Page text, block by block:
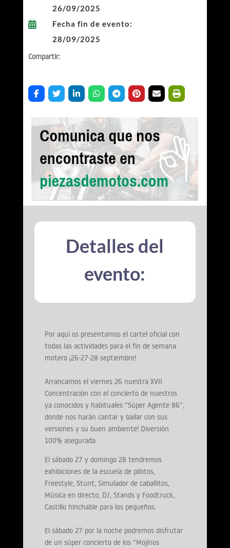
26/09/2025

Fecha fin de evento:
28/09/2025
Compartir:
Detalles del
evento:
Por aquí os presentamos el cartel oficial con
todas las actividades para el fin de semana
motero ¡26-27-28 septiembre!
Arrancamos el viernes 26 nuestra XVII
Concentración con el concierto de nuestros
ya conocidos y habituales “Súper Agente 86”,
donde nos harán cantar y bailar con sus
versiones y su buen ambiente! Diversión
100% asegurada.
El sábado 27 y domingo 28 tendremos
exhibiciones de la escuela de pilotos,
Freestyle, Stunt, Simulador de caballitos,
Música en directo, DJ, Stands y Foodtruck,
Castillo hinchable para los pequeños.
El sábado 27 por la noche podremos disfrutar
de un súper concierto de los “Mojínos